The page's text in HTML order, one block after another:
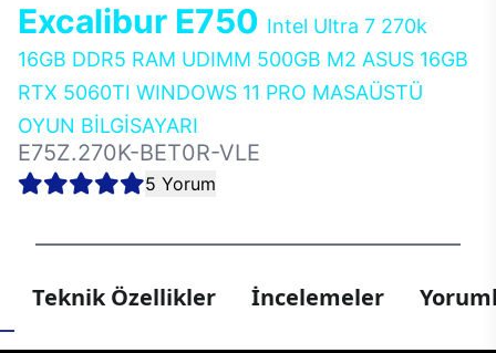
Excalibur E750 Intel Ultra 7 270k
16GB DDR5 RAM UDIMM 500GB M2 ASUS 16GB
RTX 5060TI WINDOWS 11 PRO MASAÜSTÜ
OYUN BİLGİSAYARI
E75Z.270K-BET0R-VLE
5 Yorum
Teknik Özellikler İncelemeler